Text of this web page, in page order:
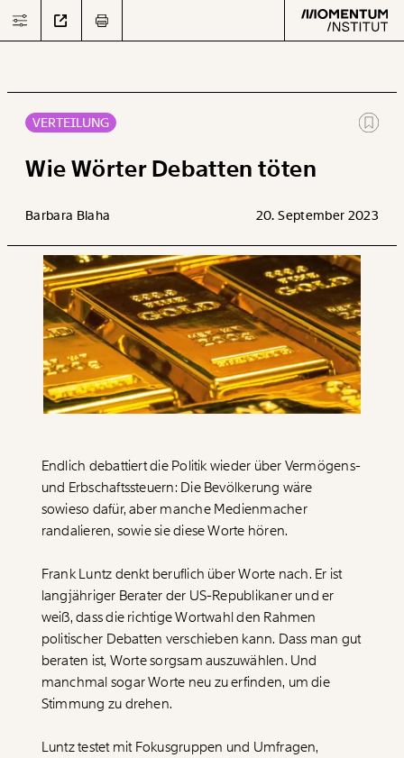
Verteilung
Klima
Datensätze
Paper der Woche
Erbschaftssteuer-Rechner
Koalitions-Kompass
Arbeitslosenrechner
Care-Rechner
Befristungs-Monitor
Pflegerechner
Parlagram
Über uns
Team
Jahresberichte
Pressebereich
Jobs & Fellowships
Textsecond
VERTEILUNG
Wie Wörter Debatten töten
Barbara Blaha 20. September 2023
Endlich debattiert die Politik wieder über Vermögens-
und Erbschaftssteuern: Die Bevölkerung wäre
sowieso dafür, aber manche Medienmacher
randalieren, sowie sie diese Worte hören.
Frank Luntz denkt beruflich über Worte nach. Er ist
langjähriger Berater der US-Republikaner und er
weiß, dass die richtige Wortwahl den Rahmen
politischer Debatten verschieben kann. Dass man gut
beraten ist, Worte sorgsam auszuwählen. Und
manchmal sogar Worte neu zu erfinden, um die
Stimmung zu drehen.
Luntz testet mit Fokusgruppen und Umfragen,